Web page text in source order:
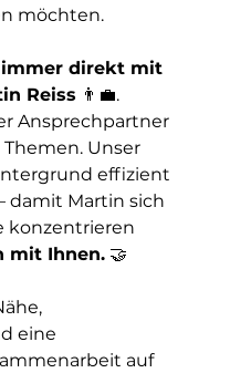
möchten.
immer direkt mit
Reiss 👨‍💼.
Ansprechpartner
Unser
effizient
damit Martin sich
konzentrieren
mit Ihnen. 🤝
eine
auf